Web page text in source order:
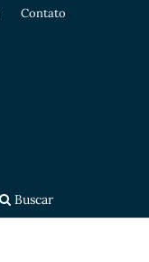
Buscar
Contato